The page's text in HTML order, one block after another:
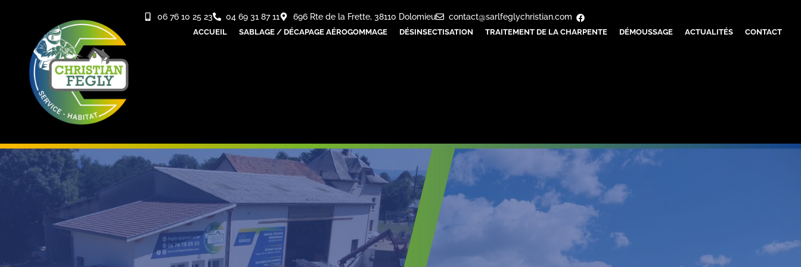
06 76 10 25 23 04 69 31 87 11 696 Rte de la Frette, 38110 Dolomieu contact@sarlfeglychristian.com
ACCUEIL SABLAGE / DÉCAPAGE AÉROGOMMAGE DÉSINSECTISATION TRAITEMENT DE LA CHARPENTE DÉMOUSSAGE ACTUALITÉS CONTACT